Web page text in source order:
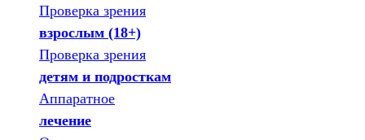
Проверка зрения
взрослым (18+)
Проверка зрения
детям и подросткам
Аппаратное
лечение